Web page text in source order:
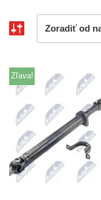
Zľava!